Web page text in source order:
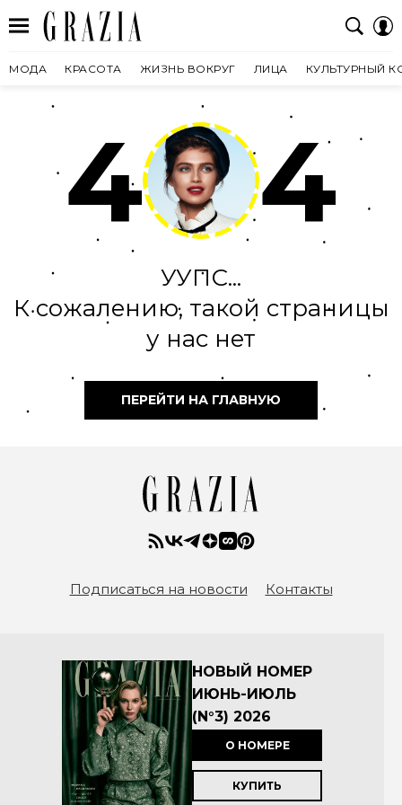
МОДА КРАСОТА ЖИЗНЬ ВОКРУГ ЛИЦА КУЛЬТУРНЫЙ
4 4
УУПС...
К сожалению, такой страницы
у нас нет
ПЕРЕЙТИ НА ГЛАВНУЮ
Подписаться на новости Контакты
НОВЫЙ НОМЕР
ИЮНЬ-ИЮЛЬ
(N°3) 2026
О НОМЕРЕ
КУПИТЬ